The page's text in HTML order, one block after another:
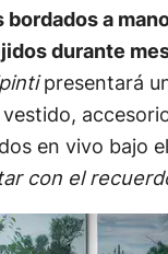
a
durante
presentará
en vivo bajo el
con el